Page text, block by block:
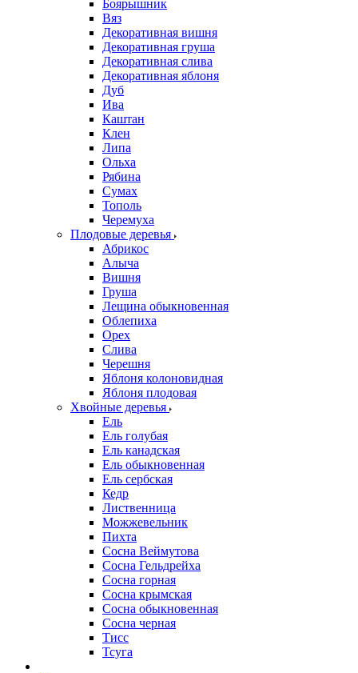
Боярышник
Вяз
Декоративная вишня
Декоративная груша
Декоративная слива
Декоративная яблоня
Дуб
Ива
Каштан
Клен
Липа
Ольха
Рябина
Сумах
Тополь
Черемуха
Плодовые деревья
Абрикос
Алыча
Вишня
Груша
Лещина обыкновенная
Облепиха
Орех
Слива
Черешня
Яблоня колоновидная
Яблоня плодовая
Хвойные деревья
Ель
Ель голубая
Ель канадская
Ель обыкновенная
Ель сербская
Кедр
Лиственница
Можжевельник
Пихта
Сосна Веймутова
Сосна Гельдрейха
Сосна горная
Сосна крымская
Сосна обыкновенная
Сосна черная
Тисс
Тсуга